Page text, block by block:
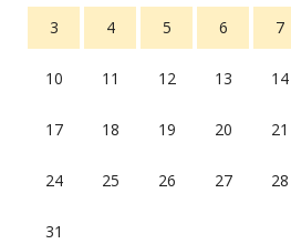
3 4 5 6 7
10 11 12 13 14
17 18 19 20 21
24 25 26 27 28
31